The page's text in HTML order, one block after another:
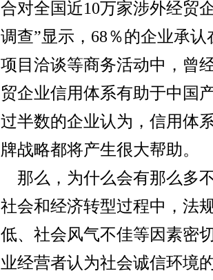
合对全国近10万家涉外经贸
调查”显示，68％的企业承
项目洽谈等商务活动中，曾
贸企业信用体系有助于中国
过半数的企业认为，信用体
牌战略都将产生很大帮助。
那么，为什么会有那么多
社会和经济转型过程中，法
低、社会风气不佳等因素密
业经营者认为社会诚信环境